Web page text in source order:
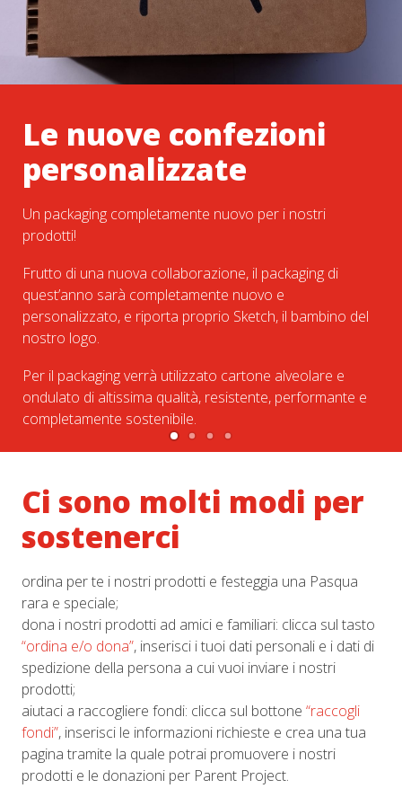
Le nuove confezioni
personalizzate
Un packaging completamente nuovo per i nostri
prodotti!
Frutto di una nuova collaborazione, il packaging di
quest’anno sarà completamente nuovo e
personalizzato, e riporta proprio Sketch, il bambino del
nostro logo.
Per il packaging verrà utilizzato cartone alveolare e
ondulato di altissima qualità, resistente, performante e
completamente sostenibile.
Ci sono molti modi per
sostenerci
ordina per te i nostri prodotti e festeggia una Pasqua
rara e speciale;
dona i nostri prodotti ad amici e familiari: clicca sul tasto
“ordina e/o dona”, inserisci i tuoi dati personali e i dati di
spedizione della persona a cui vuoi inviare i nostri
prodotti;
aiutaci a raccogliere fondi: clicca sul bottone “raccogli
fondi”, inserisci le informazioni richieste e crea una tua
pagina tramite la quale potrai promuovere i nostri
prodotti e le donazioni per Parent Project.